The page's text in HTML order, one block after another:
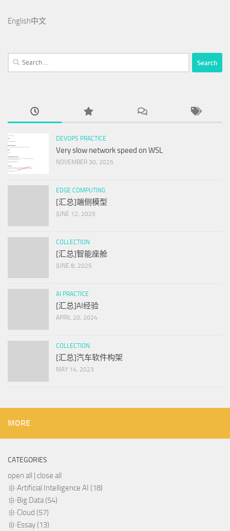
English中文
Search
for:
DEVOPS PRACTICE
Very slow network speed on WSL
NOVEMBER 30, 2025
EDGE COMPUTING
[汇总]端侧模型
JUNE 12, 2025
COLLECTION
[汇总]智能座舱
JUNE 8, 2025
AI PRACTICE
[汇总]AI经验
APRIL 20, 2024
COLLECTION
[汇总]汽车软件构架
MAY 14, 2023
MORE
CATEGORIES
open all | close all
Artificial Intelligence AI (18)
Big Data (54)
Cloud (57)
Essay (13)